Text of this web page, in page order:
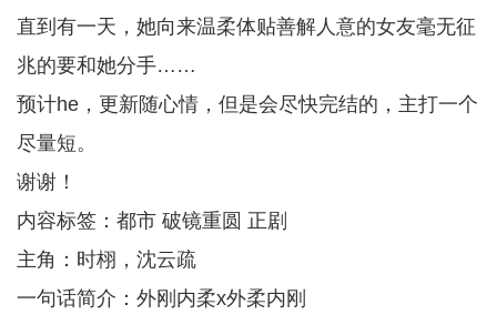
直到有一天，她向来温柔体贴善解人意的女友毫无征
兆的要和她分手……
预计he，更新随心情，但是会尽快完结的，主打一个
尽量短。
谢谢！
内容标签：都市 破镜重圆 正剧
主角：时栩，沈云疏
一句话简介：外刚内柔x外柔内刚